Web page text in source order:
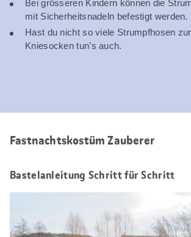
Bei grösseren Kindern können die
mit Sicherheitsnadeln befestigt werden.
Hast du nicht so viele Strumpfhosen
Kniesocken tun’s auch.
Fastnachtskostüm Zauberer
Bastelanleitung Schritt für Schritt